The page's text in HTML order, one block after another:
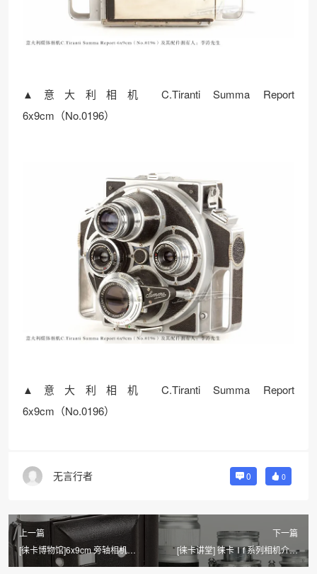
▲意大利相机 C.Tiranti Summa Report
6x9cm（No.0196）
▲意大利相机 C.Tiranti Summa Report
6x9cm（No.0196）
无言行者 0 0
上一篇
[徕卡博物馆]6x9cm 旁轴相机
Houghton Ensign Autorange
下一篇
[徕卡讲堂] 徕卡Ⅰf 系列相机介绍
摘录